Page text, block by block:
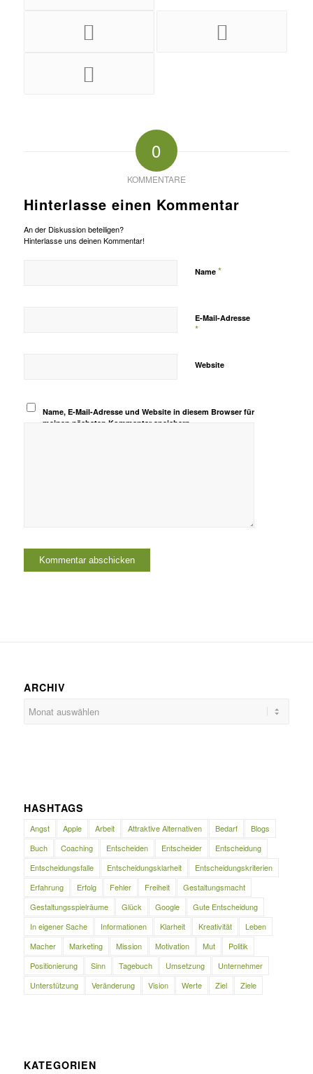
0
KOMMENTARE
Hinterlasse einen Kommentar
An der Diskussion beteiligen?
Hinterlasse uns deinen Kommentar!
Name *
E-Mail-Adresse
*
Website
Name, E-Mail-Adresse und Website in diesem Browser für
meinen nächsten Kommentar speichern.
ARCHIV
HASHTAGS
Angst Apple Arbeit Attraktive Alternativen Bedarf
Blogs
Buch
Coaching Entscheiden Entscheider
Entscheidung
Entscheidungsfalle
Entscheidungsklarheit
Entscheidungskriterien
Erfahrung
Erfolg Fehler Freiheit
Gestaltungsmacht
Gestaltungsspielräume
Glück Google
Gute Entscheidung
In eigener Sache
Informationen Klarheit Kreativität
Leben
Macher
Marketing Mission Motivation Mut
Politik
Positionierung
Sinn Tagebuch Umsetzung
Unternehmer
Unterstützung
Veränderung Vision Werte Ziel Ziele
KATEGORIEN